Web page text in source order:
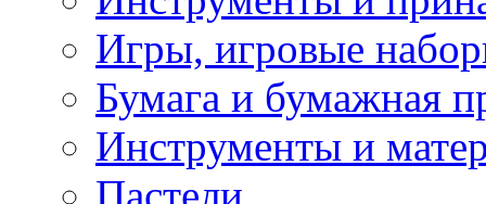
Игры, игровые
Бумага и бумажная
Инструменты и
Пастели